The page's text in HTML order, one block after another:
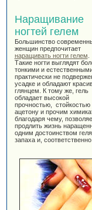
Наращивание
ногтей гелем
Большинство
женщин предпочитает
наращивать ногти гелем
Такие ногти выглядят
тонкими и
практически не
усадке и обладают
глянцем. К тому же, гель
обладает высокой
прочностью, стойкостью
ацетону и прочим
благодаря чему,
продлить жизнь
одним достоинством
запаха и,